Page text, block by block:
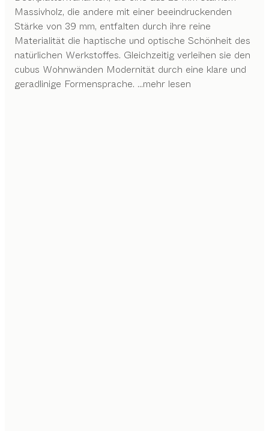
Massivholz, die andere mit einer beeindruckenden
Stärke von 39 mm, entfalten durch ihre reine
Materialität die haptische und optische Schönheit des
natürlichen Werkstoffes. Gleichzeitig verleihen sie den
cubus Wohnwänden Modernität durch eine klare und
geradlinige Formensprache. ...mehr lesen